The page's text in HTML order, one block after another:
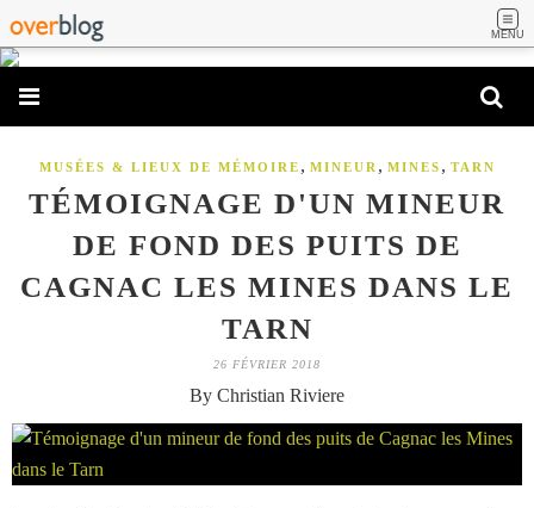
MENU
MUSÉES & LIEUX DE MÉMOIRE , MINEUR , MINES , TARN
TÉMOIGNAGE D'UN MINEUR
DE FOND DES PUITS DE
CAGNAC LES MINES DANS LE
TARN
26 FÉVRIER 2018
By Christian Riviere